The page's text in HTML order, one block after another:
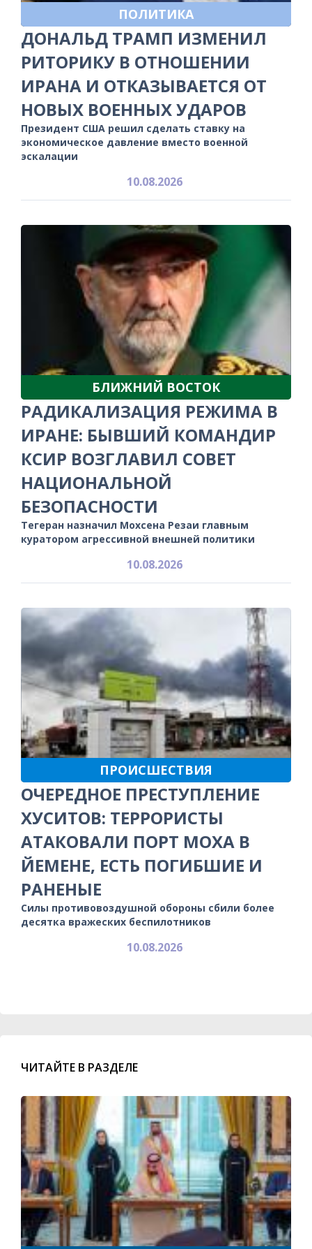
ПОЛИТИКА
ДОНАЛЬД ТРАМП ИЗМЕНИЛ
РИТОРИКУ В ОТНОШЕНИИ
ИРАНА И ОТКАЗЫВАЕТСЯ ОТ
НОВЫХ ВОЕННЫХ УДАРОВ
Президент США решил сделать ставку на
экономическое давление вместо военной
эскалации
10.08.2026
БЛИЖНИЙ ВОСТОК
РАДИКАЛИЗАЦИЯ РЕЖИМА В
ИРАНЕ: БЫВШИЙ КОМАНДИР
КСИР ВОЗГЛАВИЛ СОВЕТ
НАЦИОНАЛЬНОЙ
БЕЗОПАСНОСТИ
Тегеран назначил Мохсена Резаи главным
куратором агрессивной внешней политики
10.08.2026
ПРОИСШЕСТВИЯ
ОЧЕРЕДНОЕ ПРЕСТУПЛЕНИЕ
ХУСИТОВ: ТЕРРОРИСТЫ
АТАКОВАЛИ ПОРТ МОХА В
ЙЕМЕНЕ, ЕСТЬ ПОГИБШИЕ И
РАНЕНЫЕ
Силы противовоздушной обороны сбили более
десятка вражеских беспилотников
10.08.2026
ЧИТАЙТЕ В РАЗДЕЛЕ